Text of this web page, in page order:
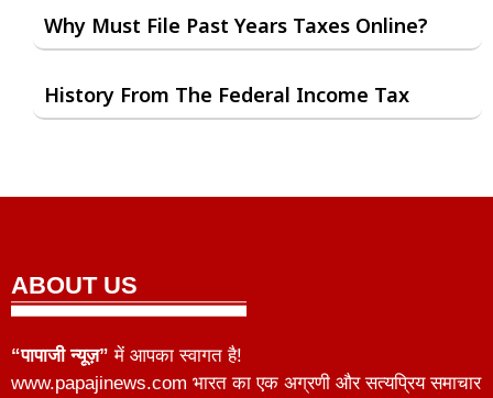
Why Must File Past Years Taxes Online?
History From The Federal Income Tax
ABOUT US
“पापाजी न्यूज़” में आपका स्वागत है!
www.papajinews.com भारत का एक अग्रणी और सत्यप्रिय समाचार